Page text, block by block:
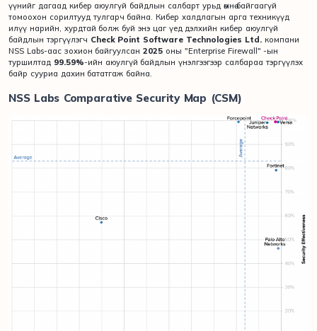
үүнийг дагаад кибер аюулгүй байдлын салбарт урьд өмнө байгаагүй
томоохон сорилтууд тулгарч байна. Кибер халдлагын арга техникүүд
илүү нарийн, хурдтай болж буй энэ цаг үед дэлхийн кибер аюулгүй
байдлын тэргүүлэгч Check Point Software Technologies Ltd.компани
NSS Labs-аас зохион байгуулсан2025 оны "Enterprise Firewall" -ын
туршилтад 99.59%-ийн аюулгүй байдлын үнэлгээгээр салбараа тэргүүлэх
байр сууриа дахин бататгаж байна.
NSS Labs Comparative Security Map (CSM)